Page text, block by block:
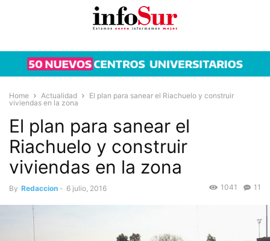
Home Actualidad
El plan para sanear el Riachuelo y construir
viviendas en la zona
El plan para sanear el
Riachuelo y construir
viviendas en la zona
By Redaccion - 6 julio, 2016 11
1041